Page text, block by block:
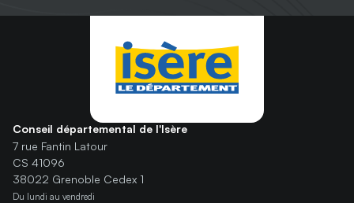
Conseil départemental de l'Isère
7 rue Fantin Latour
CS 41096
38022 Grenoble Cedex 1
Du lundi au vendredi